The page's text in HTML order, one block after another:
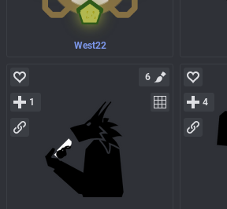
West22
1
6
4